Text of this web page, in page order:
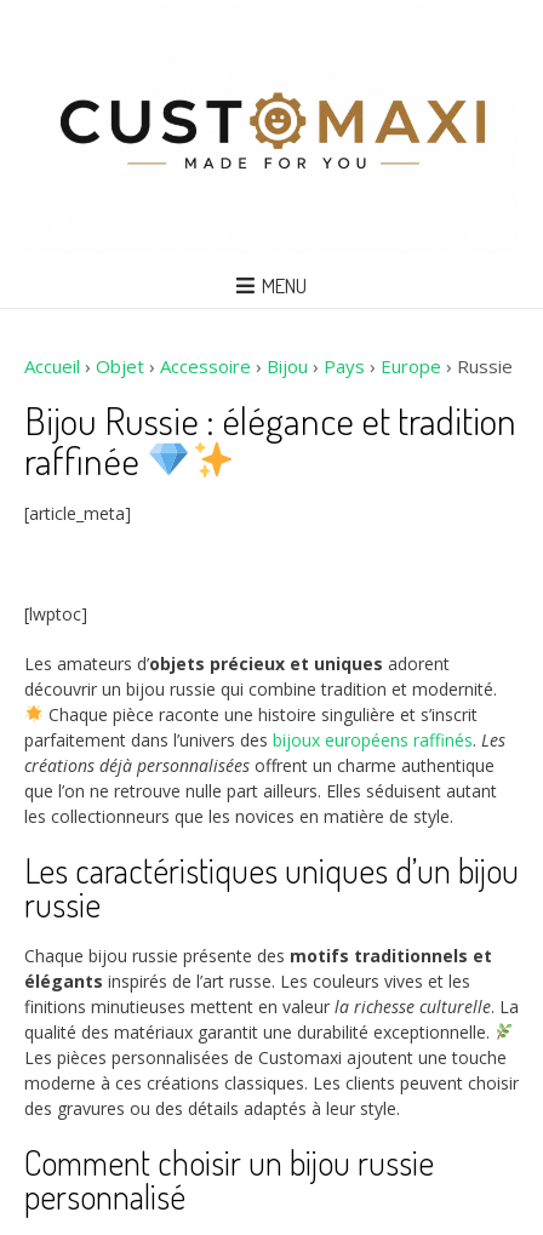
MENU
Accueil › Objet › Accessoire › Bijou › Pays › Europe › Russie
Bijou Russie : élégance et tradition
raffinée
[article_meta]
[lwptoc]
Les amateurs d’objets précieux et uniques adorent
découvrir un bijou russie qui combine tradition et modernité.
Chaque pièce raconte une histoire singulière et s’inscrit
parfaitement dans l’univers des bijoux européens raffinés. Les
créations déjà personnalisées offrent un charme authentique
que l’on ne retrouve nulle part ailleurs. Elles séduisent autant
les collectionneurs que les novices en matière de style.
Les caractéristiques uniques d’un bijou
russie
Chaque bijou russie présente des motifs traditionnels et
élégants inspirés de l’art russe. Les couleurs vives et les
finitions minutieuses mettent en valeur la richesse culturelle. La
qualité des matériaux garantit une durabilité exceptionnelle.
Les pièces personnalisées de Customaxi ajoutent une touche
moderne à ces créations classiques. Les clients peuvent choisir
des gravures ou des détails adaptés à leur style.
Comment choisir un bijou russie
personnalisé